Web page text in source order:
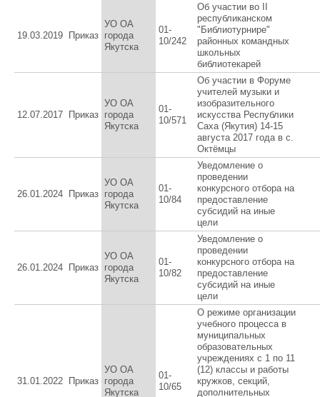
19.03.2019 Приказ
УО ОА
города
Якутска
01-
10/242
Об участии во II
республиканском
"Библиотурнире"
районных командных
школьных
библиотекарей
12.07.2017 Приказ
УО ОА
города
Якутска
01-
10/571
Об участии в Форуме
учителей музыки и
изобразительного
искусства Республики
Саха (Якутия) 14-15
августа 2017 года в с.
Октёмцы
26.01.2024 Приказ
УО ОА
города
Якутска
01-
10/84
Уведомление о
проведении
конкурсного отбора на
предоставление
субсидий на иные
цели
26.01.2024 Приказ
УО ОА
города
Якутска
01-
10/82
Уведомление о
проведении
конкурсного отбора на
предоставление
субсидий на иные
цели
31.01.2022 Приказ
УО ОА
города
Якутска
01-
10/65
О режиме организации
учебного процесса в
муниципальных
образовательных
учреждениях с 1 по 11
(12) классы и работы
кружков, секций,
дополнительных